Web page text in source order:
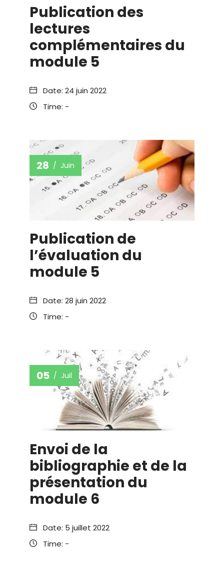
Publication des
lectures
complémentaires du
module 5
Date: 24 juin 2022
Time: -
28 Juin
Publication de
l’évaluation du
module 5
Date: 28 juin 2022
Time: -
05 Juil
Envoi de la
bibliographie et de la
présentation du
module 6
Date: 5 juillet 2022
Time: -